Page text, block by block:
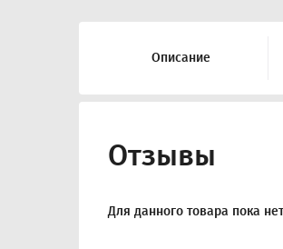
Описание
Отзывы
Для данного товара пока